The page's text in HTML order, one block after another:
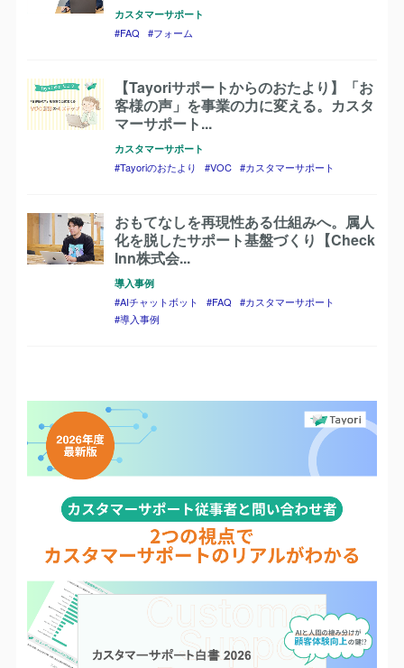
カスタマーサポート
FAQ フォーム
【Tayoriサポートからのおたより】「お
客様の声」を事業の力に変える。カスタ
マーサポート...
カスタマーサポート
Tayoriのおたより VOC カスタマーサポート
おもてなしを再現性ある仕組みへ。属人
化を脱したサポート基盤づくり【Check
Inn株式会...
導入事例
AIチャットボット FAQ
カスタマーサポート
導入事例